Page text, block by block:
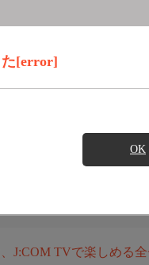
た[error]
OK
J:COM TVで楽しめる